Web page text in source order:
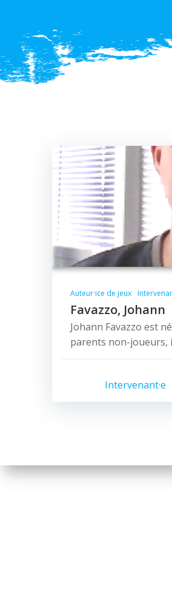
Auteur·ice de jeux
Favazzo, Johann
Johann Favazzo est
parents non-joueurs,
Intervenant·e